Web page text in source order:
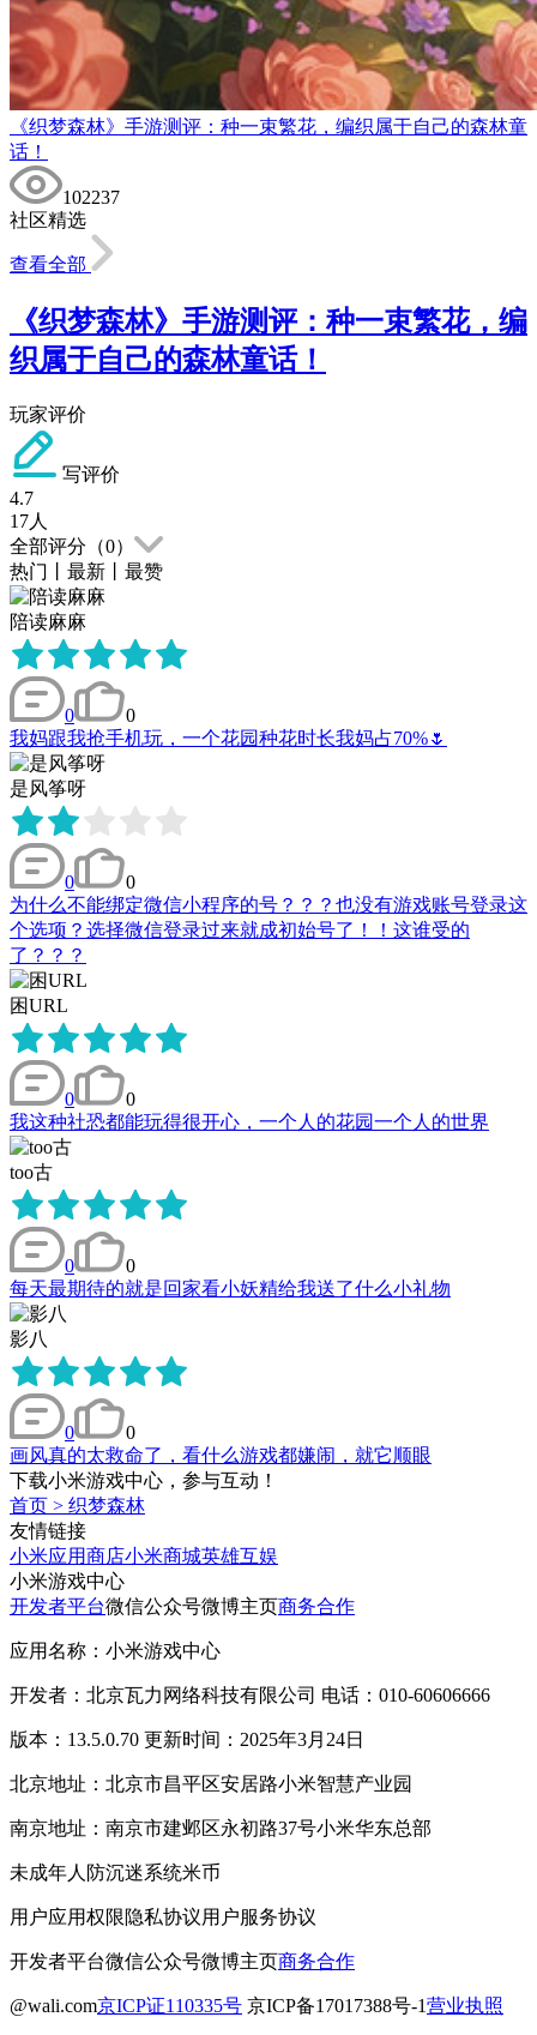
《织梦森林》手游测评：种一束繁花，编织属于自己的森林童
话！
102237
社区精选
查看全部
《织梦森林》手游测评：种一束繁花，编
织属于自己的森林童话！
玩家评价
写评价
4.7
17人
全部评分（0）
热门
最新 最赞
陪读麻麻
0
0
我妈跟我抢手机玩，一个花园种花时长我妈占70%🌷
是风筝呀
0
0
为什么不能绑定微信小程序的号？？？也没有游戏账号登录这
个选项？选择微信登录过来就成初始号了！！这谁受的
了？？？
困URL
0
0
我这种社恐都能玩得很开心，一个人的花园一个人的世界
too古
0
0
每天最期待的就是回家看小妖精给我送了什么小礼物
影八
0
0
画风真的太救命了，看什么游戏都嫌闹，就它顺眼
下载小米游戏中心，参与互动！
首页 > 织梦森林
友情链接
小米应用商店小米商城英雄互娱
小米游戏中心
开发者平台微信公众号微博主页商务合作
应用名称：小米游戏中心
开发者：北京瓦力网络科技有限公司 电话：010-60606666
版本：13.5.0.70 更新时间：2025年3月24日
北京地址：北京市昌平区安居路小米智慧产业园
南京地址：南京市建邺区永初路37号小米华东总部
未成年人防沉迷系统米币
用户应用权限隐私协议用户服务协议
开发者平台微信公众号微博主页商务合作
@wali.com京ICP证110335号 京ICP备17017388号-1营业执照